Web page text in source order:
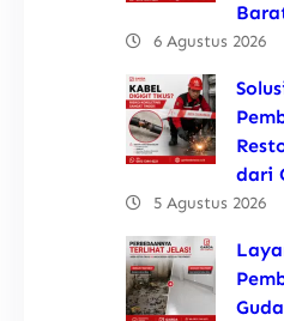
6 Agustus 2026
dari
5 Agustus 2026